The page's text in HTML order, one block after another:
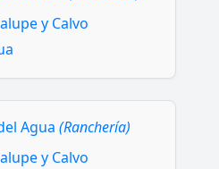
y Calvo
Agua (Ranchería)
y Calvo